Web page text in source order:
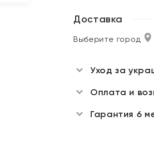
Доставка
Выберите город
Уход за
Оплата и
Гарантия 6